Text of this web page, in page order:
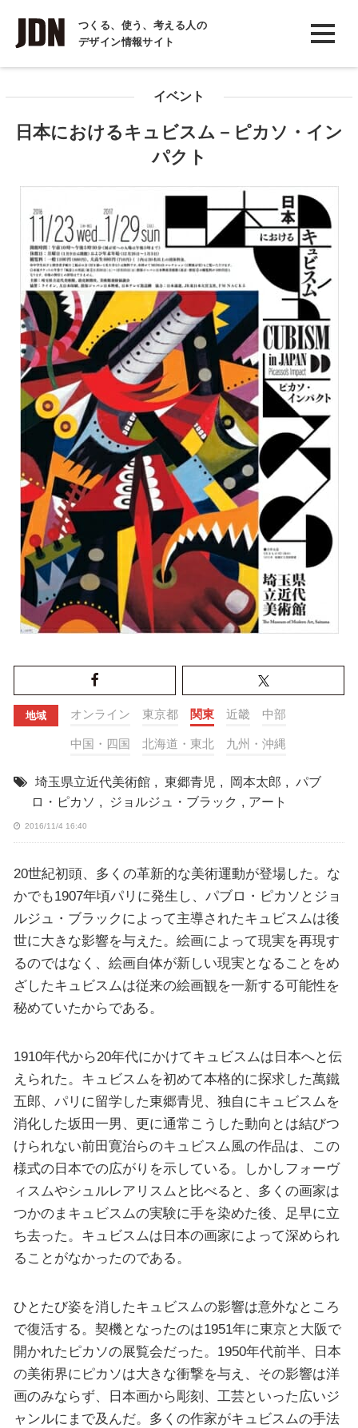
つくる、使う、考える人の
デザイン情報サイト
INTERVIEW
インタビュー
イベント
日本におけるキュビスム－ピカソ・イン
パクト
地域 オンライン 東京都 関東 近畿 中部
中国・四国 北海道・東北 九州・沖縄
埼玉県立近代美術館 , 東郷青児 , 岡本太郎 , パブ
ロ・ピカソ , ジョルジュ・ブラック , アート
2016/11/4 16:40
20世紀初頭、多くの革新的な美術運動が登場した。な
かでも1907年頃パリに発生し、パブロ・ピカソとジョ
ルジュ・ブラックによって主導されたキュビスムは後
世に大きな影響を与えた。絵画によって現実を再現す
るのではなく、絵画自体が新しい現実となることをめ
ざしたキュビスムは従来の絵画観を一新する可能性を
秘めていたからである。
1910年代から20年代にかけてキュビスムは日本へと伝
えられた。キュビスムを初めて本格的に探求した萬鐵
五郎、パリに留学した東郷青児、独自にキュビスムを
消化した坂田一男、更に通常こうした動向とは結びつ
けられない前田寛治らのキュビスム風の作品は、この
様式の日本での広がりを示している。しかしフォーヴ
ィスムやシュルレアリスムと比べると、多くの画家は
つかのまキュビスムの実験に手を染めた後、足早に立
ち去った。キュビスムは日本の画家によって深められ
ることがなかったのである。
ひとたび姿を消したキュビスムの影響は意外なところ
で復活する。契機となったのは1951年に東京と大阪で
開かれたピカソの展覧会だった。1950年代前半、日本
の美術界にピカソは大きな衝撃を与え、その影響は洋
画のみならず、日本画から彫刻、工芸といった広いジ
ャンルにまで及んだ。多くの作家がキュビスムの手法